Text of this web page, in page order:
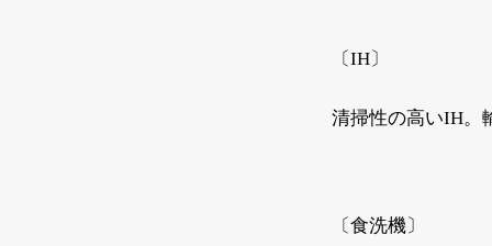
〔IH〕
清掃性の高いIH。
〔食洗機〕